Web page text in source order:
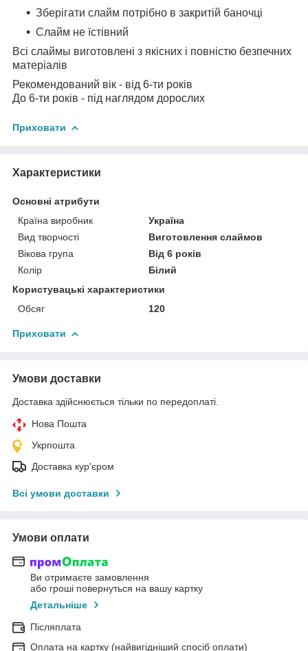
Зберігати слайм потрібно в закритій баночці
Слайм не їстівний
Всі слаймы виготовлені з якісних і повністю безпечних
матеріалів
Рекомендований вік - від 6-ти років
До 6-ти років - під наглядом дорослих
Приховати
Характеристики
Основні атрибути
Країна виробник
Україна
Вид творчості
Виготовлення слаймов
Вікова група
Від 6 років
Колір
Білий
Користувацькі характеристики
Обсяг
120
Приховати
Умови доставки
Доставка здійснюється тільки по передоплаті.
Нова Пошта
Укрпошта
Доставка кур'єром
Всі умови доставки
Умови оплати
Ви отримаєте замовлення
або гроші повернуться на вашу картку
Детальніше
Післяплата
Оплата на картку (найвигідніший спосіб оплати)